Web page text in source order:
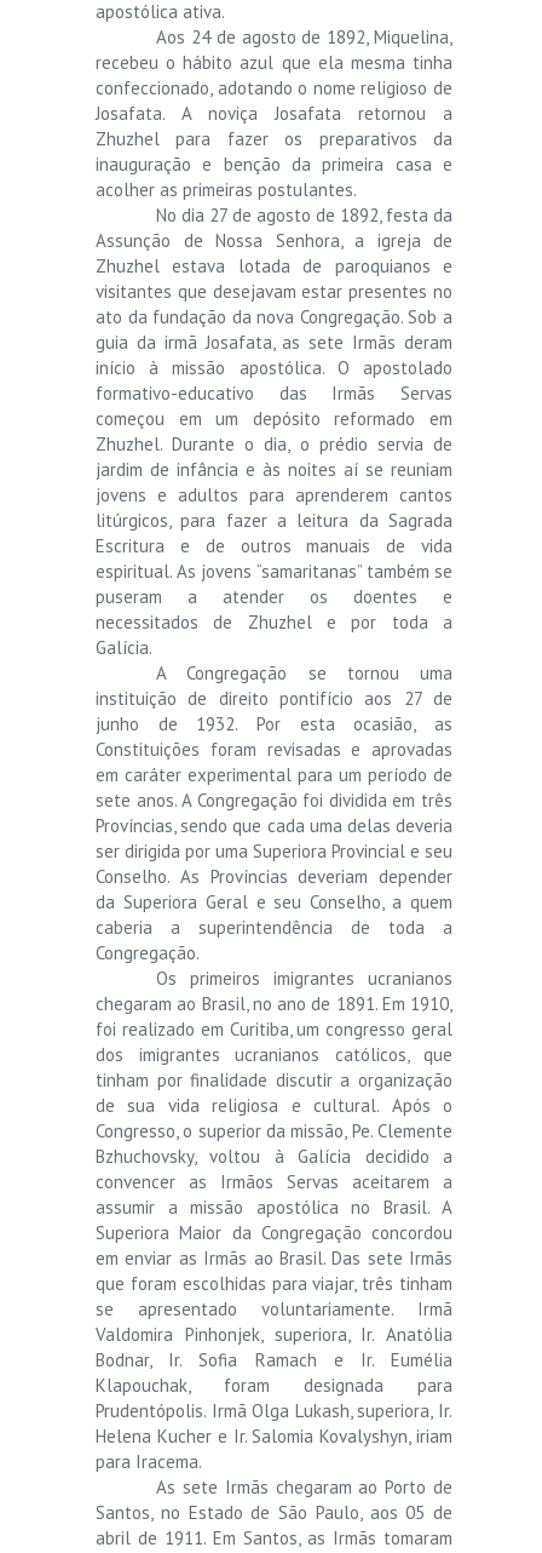
apostólica ativa.
Aos 24 de agosto de 1892, Miquelina,
recebeu o hábito azul que ela mesma tinha
confeccionado, adotando o nome religioso de
Josafata. A noviça Josafata retornou a
Zhuzhel para fazer os preparativos da
inauguração e benção da primeira casa e
acolher as primeiras postulantes.
No dia 27 de agosto de 1892, festa da
Assunção de Nossa Senhora, a igreja de
Zhuzhel estava lotada de paroquianos e
visitantes que desejavam estar presentes no
ato da fundação da nova Congregação. Sob a
guia da irmã Josafata, as sete Irmãs deram
início à missão apostólica. O apostolado
formativo-educativo das Irmãs Servas
começou em um depósito reformado em
Zhuzhel. Durante o dia, o prédio servia de
jardim de infância e às noites aí se reuniam
jovens e adultos para aprenderem cantos
litúrgicos, para fazer a leitura da Sagrada
Escritura e de outros manuais de vida
espiritual. As jovens “samaritanas” também se
puseram a atender os doentes e
necessitados de Zhuzhel e por toda a
Galícia.
A Congregação se tornou uma
instituição de direito pontifício aos 27 de
junho de 1932. Por esta ocasião, as
Constituições foram revisadas e aprovadas
em caráter experimental para um período de
sete anos. A Congregação foi dividida em três
Províncias, sendo que cada uma delas deveria
ser dirigida por uma Superiora Provincial e seu
Conselho. As Províncias deveriam depender
da Superiora Geral e seu Conselho, a quem
caberia a superintendência de toda a
Congregação.
Os primeiros imigrantes ucranianos
chegaram ao Brasil, no ano de 1891. Em 1910,
foi realizado em Curitiba, um congresso geral
dos imigrantes ucranianos católicos, que
tinham por finalidade discutir a organização
de sua vida religiosa e cultural. Após o
Congresso, o superior da missão, Pe. Clemente
Bzhuchovsky, voltou à Galícia decidido a
convencer as Irmãos Servas aceitarem a
assumir a missão apostólica no Brasil. A
Superiora Maior da Congregação concordou
em enviar as Irmãs ao Brasil. Das sete Irmãs
que foram escolhidas para viajar, três tinham
se apresentado voluntariamente. Irmã
Valdomira Pinhonjek, superiora, Ir. Anatólia
Bodnar, Ir. Sofia Ramach e Ir. Eumélia
Klapouchak, foram designada para
Prudentópolis. Irmã Olga Lukash, superiora, Ir.
Helena Kucher e Ir. Salomia Kovalyshyn, iriam
para Iracema.
As sete Irmãs chegaram ao Porto de
Santos, no Estado de São Paulo, aos 05 de
abril de 1911. Em Santos, as Irmãs tomaram